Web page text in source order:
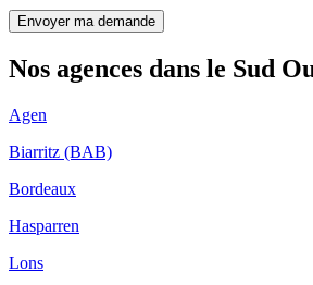
Nos agences dans le Sud
Agen
Biarritz (BAB)
Bordeaux
Hasparren
Lons